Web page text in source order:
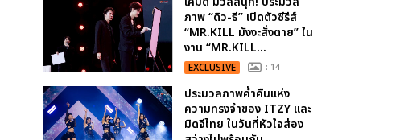
ภาพ “ดิว-ธี” เปิดตัวซีรีส์
“MR.KILL มังงะสั่งตาย” ใน
งาน “MR.KILL...
EXCLUSIVE : 14
ประมวลภาพค่ำคืนแห่ง
ความทรงจำของ ITZY และ
มิดจีไทย ในวันที่หัวใจส่อง